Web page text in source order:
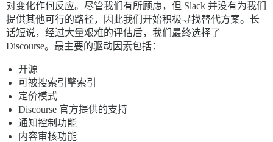
对变化作何反应。尽管我们有所顾虑，但 Slack 并没有为我们
提供其他可行的路径，因此我们开始积极寻找替代方案。长
话短说，经过大量艰难的评估后，我们最终选择了
Discourse。最主要的驱动因素包括：
开源
可被搜索引擎索引
定价模式
Discourse 官方提供的支持
通知控制功能
内容审核功能